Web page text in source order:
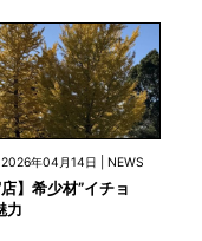
年04月14日 | NEWS
店】希少材”イチョ
力